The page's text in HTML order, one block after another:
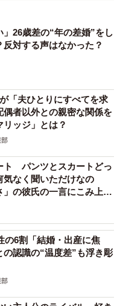
（提供画像）
」26歳差の“年の差婚”をし
対する声はなかった？
「夫ひとりにすべてを求
者以外との親密な関係を
ッジ」とは？
部
ト パンツとスカートどっ
なく聞いただけなの
の彼氏の一言にこみ上げ
の6割「結婚・出産に焦
認識の“温度差”も浮き彫
部